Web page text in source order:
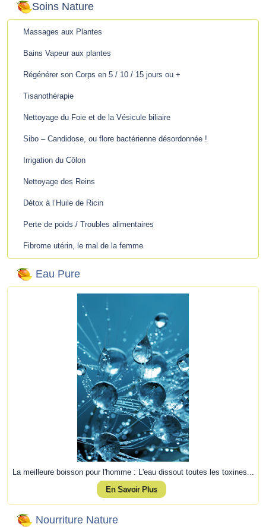
Soins Nature
Massages aux Plantes
Bains Vapeur aux plantes
Régénérer son Corps en 5 / 10 / 15 jours ou +
Tisanothérapie
Nettoyage du Foie et de la Vésicule biliaire
Sibo – Candidose, ou flore bactérienne désordonnée !
Irrigation du Côlon
Nettoyage des Reins
Détox à l’Huile de Ricin
Perte de poids / Troubles alimentaires
Fibrome utérin, le mal de la femme
Eau Pure
La meilleure boisson pour l'homme : L'eau dissout toutes les toxines...
En Savoir Plus
Nourriture Nature